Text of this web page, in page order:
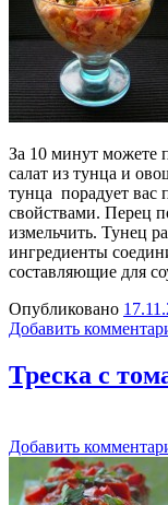
За 10 минут можете
салат из тунца и
тунца порадует
свойствами. Перец
измельчить. Тунец
ингредиенты
составляющие для
Опубликовано
Добавить
Треска с
Добавить